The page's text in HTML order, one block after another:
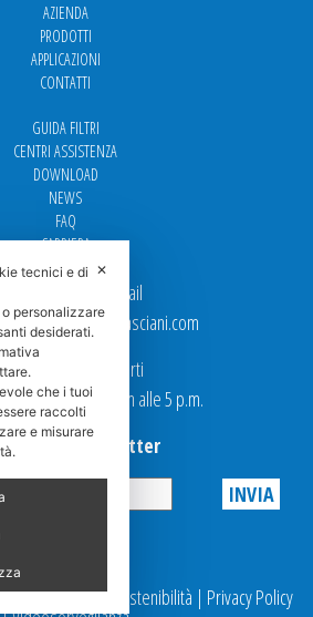
AZIENDA
PRODOTTI
APPLICAZIONI
CONTATTI
GUIDA FILTRI
CENTRI ASSISTENZA
DOWNLOAD
NEWS
FAQ
CARRIERA
Per contattarci via email
italy.sales@spasciani.com
uffici sono aperti
Venerdi dalle 9 a.m alle 5 p.m.
alla Newsletter
Etico|Report Sostenibilità | Privacy Policy
✕
tecnici e di
personalizzare
desiderati.
che i tuoi
raccolti
e misurare